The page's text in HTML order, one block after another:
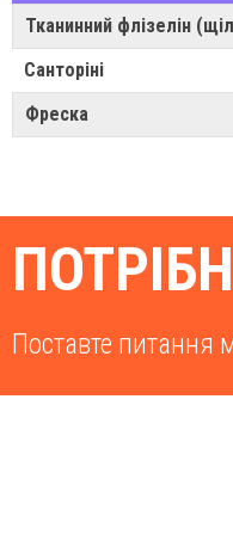
Тканинний флізелін
Санторіні
Фреска
Поставте питання